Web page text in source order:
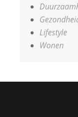
Lifestyle
Wonen